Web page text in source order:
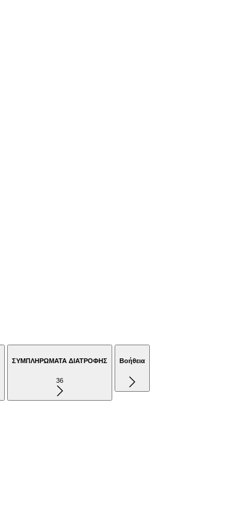
ΣΥΜΠΛΗΡΩΜΑΤΑ ΔΙΑΤΡΟΦΗΣ
36
Βοήθεια